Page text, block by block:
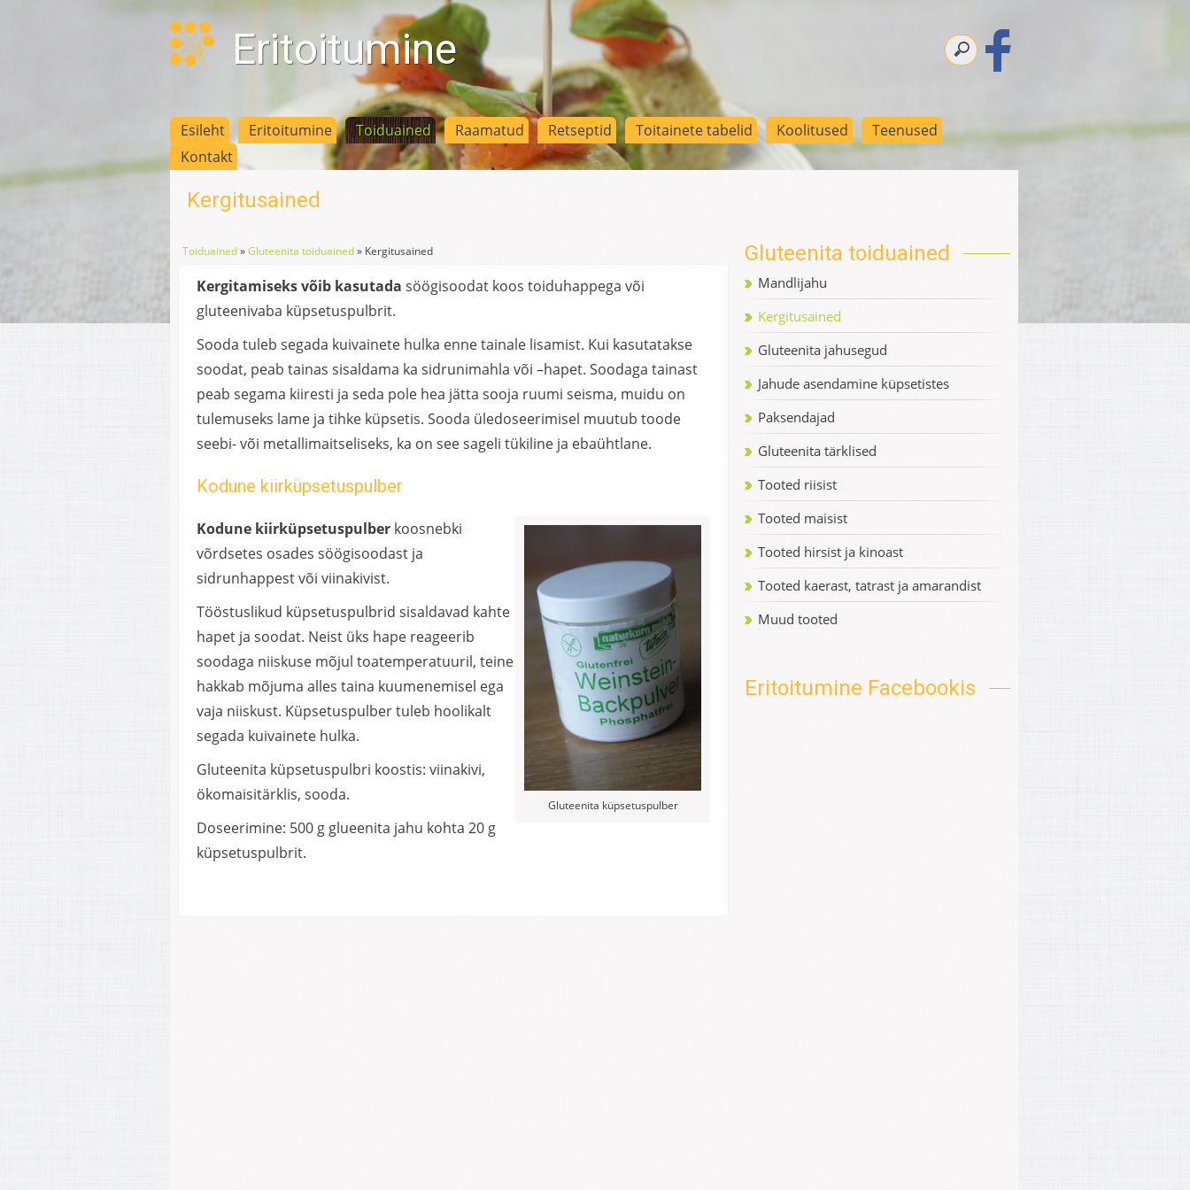
Eritoitumine
Esileht Eritoitumine Toiduained Raamatud Retseptid Toitainete tabelid Koolitused
Teenused
Kontakt
Kergitusained
Toiduained»Gluteenita toiduained» Kergitusained
Kergitamiseks võib kasutada söögisoodat koos toiduhappega või
gluteenivaba küpsetuspulbrit.
Sooda tuleb segada kuivainete hulka enne tainale lisamist. Kui kasutatakse
soodat, peab tainas sisaldama ka sidrunimahla või –hapet. Soodaga tainast
peab segama kiiresti ja seda pole hea jätta sooja ruumi seisma, muidu on
tulemuseks lame ja tihke küpsetis. Sooda üledoseerimisel muutub toode
seebi- või metallimaitseliseks, ka on see sageli tükiline ja ebaühtlane.
Kodune kiirküpsetuspulber
Gluteenita küpsetuspulber
Kodune kiirküpsetuspulber koosnebki
võrdsetes osades söögisoodast ja
sidrunhappest või viinakivist.
Tööstuslikud küpsetuspulbrid sisaldavad kahte
hapet ja soodat. Neist üks hape reageerib
soodaga niiskuse mõjul toatemperatuuril, teine
hakkab mõjuma alles taina kuumenemisel ega
vaja niiskust. Küpsetuspulber tuleb hoolikalt
segada kuivainete hulka.
Gluteenita küpsetuspulbri koostis: viinakivi,
ökomaisitärklis, sooda.
Doseerimine: 500 g glueenita jahu kohta 20 g
küpsetuspulbrit.
Gluteenita toiduained
Mandlijahu
Kergitusained
Gluteenita jahusegud
Jahude asendamine küpsetistes
Paksendajad
Gluteenita tärklised
Tooted riisist
Tooted maisist
Tooted hirsist ja kinoast
Tooted kaerast, tatrast ja amarandist
Muud tooted
Eritoitumine Facebookis